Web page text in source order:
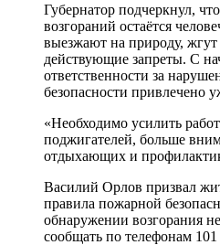
Губернатор подчеркнул,
возгораний остаётся
выезжают на природу,
действующие запреты. С
ответственности за
безопасности привлечено
«Необходимо усилить
поджигателей, больше
отдыхающих и
Василий Орлов призвал
правила пожарной
обнаружении возгорания
сообщать по телефонам